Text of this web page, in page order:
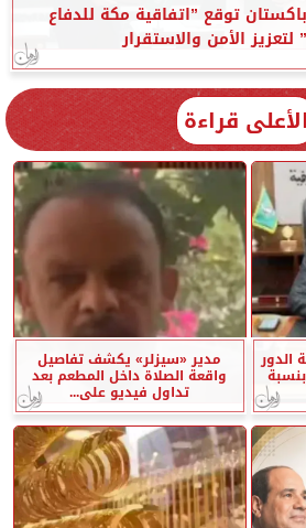
توقع ”اتفاقية مكة للدفاع
الأمن والاستقرار
الأعلى قراءة
الدور مدير «سيزلر» يكشف تفاصيل
واقعة الصلاة داخل المطعم بعد
تداول فيديو على...